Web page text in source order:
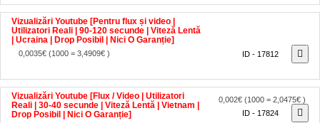
Vizualizări Youtube [Pentru flux și video |
Utilizatori Reali | 90-120 secunde | Viteză Lentă
| Ucraina | Drop Posibil | Nici O Garanție]
0,0035€ (1000 = 3,4909€ )
Vizualizări Youtube [Flux / Video | Utilizatori
Reali | 30-40 secunde | Viteză Lentă | Vietnam |
Drop Posibil | Nici O Garanție]
0,002€(1000 = 2,0475€ )
ID - 17824